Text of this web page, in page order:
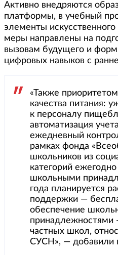
Активно внедряются
платформы, в учебный
элементы
меры направлены на
вызовам будущего и
цифровых навыков с
«Также
качества питания:
к персоналу
автоматизация
ежедневный
рамках фонда
школьников из
категорий
школьными
года планируется
поддержки —
обеспечение
принадлежностями
частных школ,
СУСН», — добавили